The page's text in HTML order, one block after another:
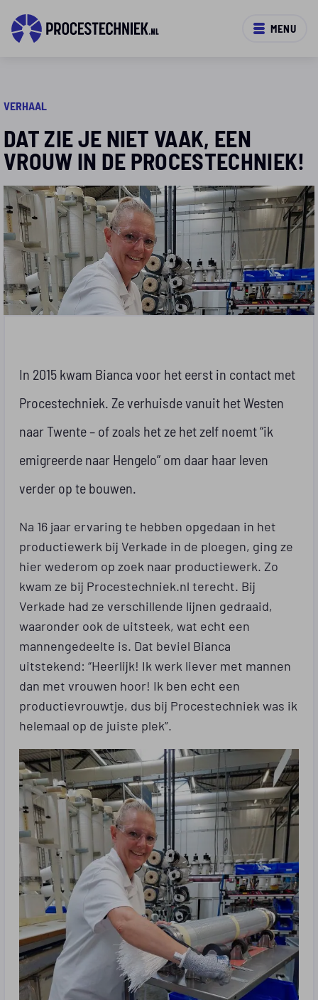
MENU
VERHAAL
DAT ZIE JE NIET VAAK, EEN
VROUW IN DE PROCESTECHNIEK!
In 2015 kwam Bianca voor het eerst in contact met
Procestechniek. Ze verhuisde vanuit het Westen
naar Twente – of zoals het ze het zelf noemt “ik
emigreerde naar Hengelo” om daar haar leven
verder op te bouwen.
Na 16 jaar ervaring te hebben opgedaan in het
productiewerk bij Verkade in de ploegen, ging ze
hier wederom op zoek naar productiewerk. Zo
kwam ze bij Procestechniek.nl terecht. Bij
Verkade had ze verschillende lijnen gedraaid,
waaronder ook de uitsteek, wat echt een
mannengedeelte is. Dat beviel Bianca
uitstekend: “Heerlijk! Ik werk liever met mannen
dan met vrouwen hoor! Ik ben echt een
productievrouwtje, dus bij Procestechniek was ik
helemaal op de juiste plek”.